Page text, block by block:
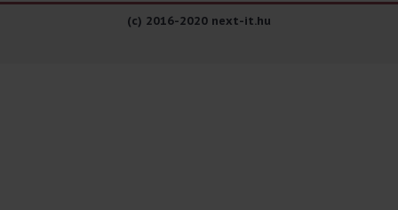
(c) 2016-2020 next-it.hu